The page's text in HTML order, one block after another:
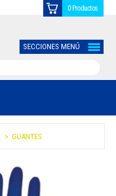
0 Productos
SECCIONES MENÚ
GUANTES